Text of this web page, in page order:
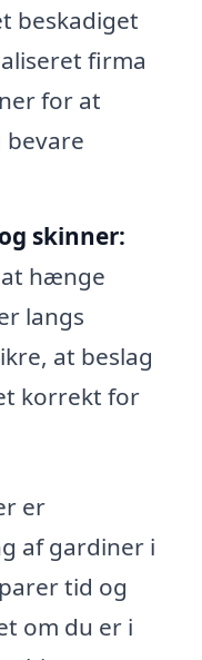
beskadiget
firma
for at
skinner:
hænge
langs
at beslag
korrekt for
er
af gardiner i
tid og
om du er i